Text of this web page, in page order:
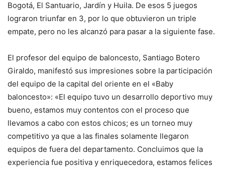
Bogotá, El Santuario, Jardín y Huila. De esos 5 juegos
lograron triunfar en 3, por lo que obtuvieron un triple
empate, pero no les alcanzó para pasar a la siguiente fase.
El profesor del equipo de baloncesto, Santiago Botero
Giraldo, manifestó sus impresiones sobre la participación
del equipo de la capital del oriente en el «Baby
baloncesto»: «El equipo tuvo un desarrollo deportivo muy
bueno, estamos muy contentos con el proceso que
llevamos a cabo con estos chicos; es un torneo muy
competitivo ya que a las finales solamente llegaron
equipos de fuera del departamento. Concluimos que la
experiencia fue positiva y enriquecedora, estamos felices